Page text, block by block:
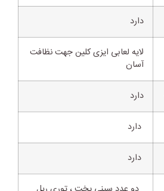
دارد
لایه لعابی ایزی کلین جهت نظافت
آسان
دارد
دارد
دارد